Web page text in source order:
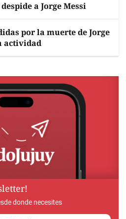
a Jorge Messi
por la muerte de Jorge
actividad
donde necesites